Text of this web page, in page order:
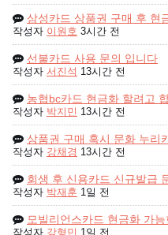
삼성카드 상품권 구매 후 현
작성자 이원호 3시간 전
선불카드 사용 문의 입니다
작성자 서진석 13시간 전
농협bc카드 현금화 할려고
작성자 박지민 13시간 전
상품권 구매 혹시 문화 누리
작성자 강채경 13시간 전
회생 후 신용카드 신규발급
작성자 박재훈 1일 전
모빌리언스카드 현금화 가
작성자 강형민 1일 전